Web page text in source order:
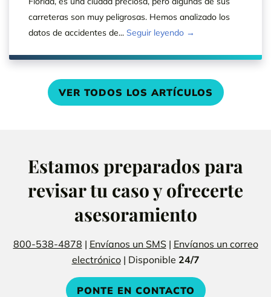
carreteras son muy peligrosas. Hemos analizado los
datos de accidentes de... Seguir leyendo →
VER TODOS LOS ARTÍCULOS
Estamos preparados para
revisar tu caso y ofrecerte
asesoramiento
800-538-4878 | Envíanos un SMS| Envíanos un correo
electrónico| Disponible 24/7
PONTE EN CONTACTO